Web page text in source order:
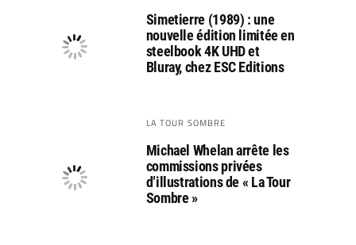
Simetierre (1989) : une
nouvelle édition limitée en
steelbook 4K UHD et
Bluray, chez ESC Editions
LA TOUR SOMBRE
Michael Whelan arrête les
commissions privées
d’illustrations de « La Tour
Sombre »